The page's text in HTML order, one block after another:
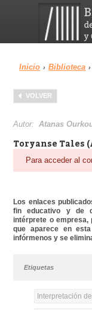
Menu
Biblioteca
Inicio › Biblioteca ›
VOLVER
Autor:Atanas
Toryanse Tales
Para acceder al
Los enlaces
fin educativo y de
intérprete o empresa,
que aparece en
infórmenos y se
Etiquetas
Interpretación